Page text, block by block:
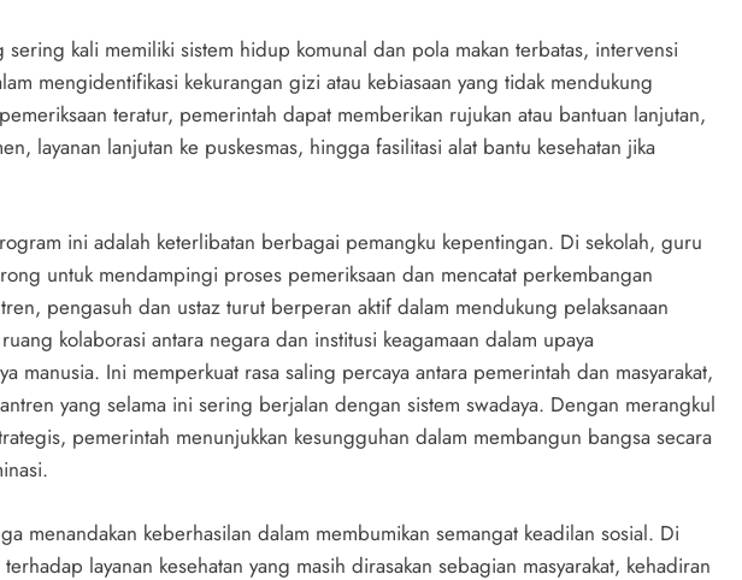
sering kali memiliki sistem hidup komunal dan pola makan terbatas, intervensi
mengidentifikasi kekurangan gizi atau kebiasaan yang tidak mendukung
teratur, pemerintah dapat memberikan rujukan atau bantuan lanjutan,
layanan lanjutan ke puskesmas, hingga fasilitasi alat bantu kesehatan jika
ini adalah keterlibatan berbagai pemangku kepentingan. Di sekolah, guru
untuk mendampingi proses pemeriksaan dan mencatat perkembangan
pengasuh dan ustaz turut berperan aktif dalam mendukung pelaksanaan
kolaborasi antara negara dan institusi keagamaan dalam upaya
manusia. Ini memperkuat rasa saling percaya antara pemerintah dan masyarakat,
yang selama ini sering berjalan dengan sistem swadaya. Dengan merangkul
pemerintah menunjukkan kesungguhan dalam membangun bangsa secara
menandakan keberhasilan dalam membumikan semangat keadilan sosial. Di
layanan kesehatan yang masih dirasakan sebagian masyarakat, kehadiran